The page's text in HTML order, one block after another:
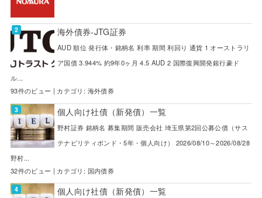
海外債券-JTG証券
AUD 順位 発行体・銘柄名 利率 期間 利回り 通貨 1 オーストラリ
ア国債 3.944% 約9年0ヶ月 4.5 AUD 2 国際復興開発銀行豪ド
ル...
93件のビュー | カテゴリ: 海外債券
個人向け社債（新発債）一覧
野村証券 銘柄名 募集期間 販売会社 埼玉県第2回公募公債（サス
テナビリティボンド・5年・個人向け） 2026/08/10～2026/08/28
野村...
32件のビュー | カテゴリ: 国内債券
個人向け社債（新発債）一覧